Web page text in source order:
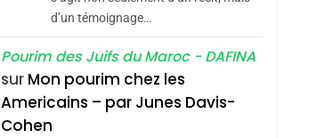
Maroc : Les Amandes
De Tafraout, Le Miel
De Tadla Azilal
Consacrés Produits
Du Terroir
DAFINA MAROC
Oeil Ravageur –
d’un témoignage…
Pourim des Juifs du Maroc - DAFINA
sur Mon pourim chez les
Americains – par Junes Davis-
Cohen